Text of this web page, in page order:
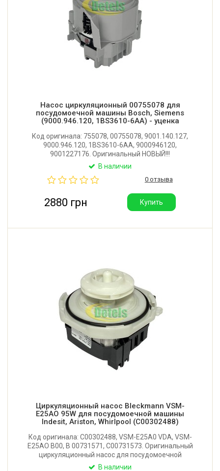
Насос циркуляционный 00755078 для
посудомоечной машины Bosch, Siemens
(9000.946.120, 1BS3610-6AA) - уценка
Код оригинала: 755078, 00755078, 9001.140.127,
9000.946.120, 1BS3610-6AA, 9000946120,
9001227176. Оригинальный НОВЫЙ!!!
циркуляционный насос для посудомоечной
незначительные потертости на корпусе, не
В наличии
0 отзыва
2880 грн Купить
Циркуляционный насос Bleckmann VSM-
E25AO 95W для посудомоечной машины
Indesit, Ariston, Whirlpool (C00302488)
Код оригинала: C00302488, VSM-E25A0 VDA, VSM-
E25AO B00, B 00731571, C00731573. Оригинальный
циркуляционный насос для посудомоечной
машины Indesit, Ariston, Whirlpool. Мощность: 95W.
В наличии